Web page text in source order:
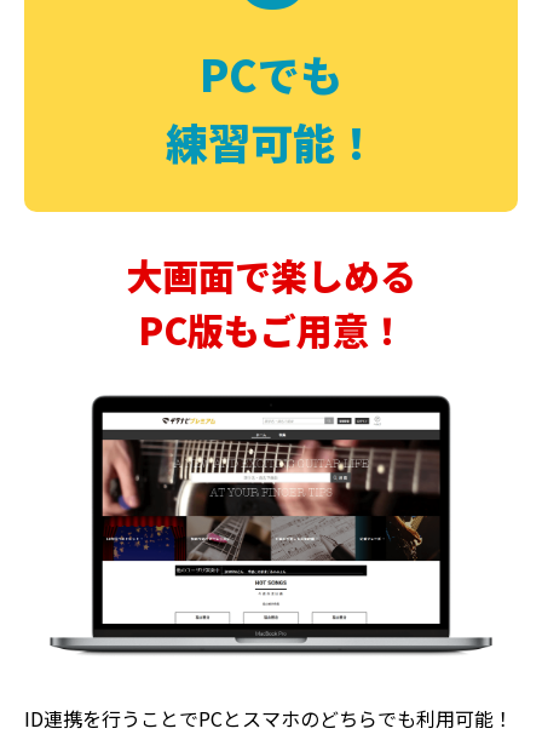
PCでも
練習可能！
大画面で楽しめる
PC版もご用意！
ID連携を行うことでPCとスマホのどちらでも利用可能！